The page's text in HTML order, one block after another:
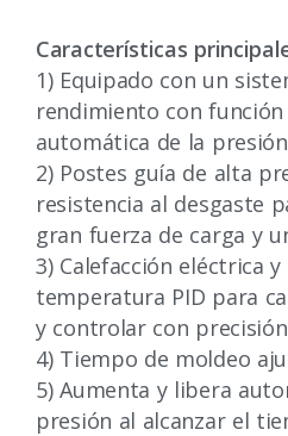
Características
1) Equipado con un
rendimiento con
automática de la
2) Postes guía de alta
resistencia al desgaste
gran fuerza de carga y
3) Calefacción eléctrica
temperatura PID para
y controlar con
4) Tiempo de moldeo
5) Aumenta y libera
presión al alcanzar el